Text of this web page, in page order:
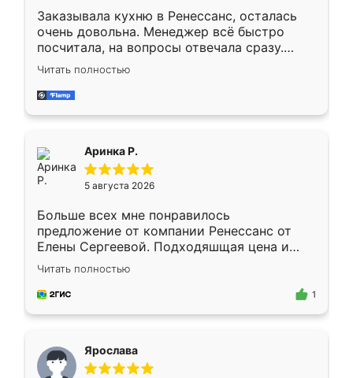
Заказывала кухню в Ренессанс, осталась
очень довольна. Менеджер всё быстро
посчитала, на вопросы отвечала сразу.
Замерщик приехал в субботу, подошёл к
делу со всей ответственностью. Собрали
за день, ребята работали аккуратно, даже
Читать полностью
Аринка Р.
5 августа 2026
Больше всех мне понравилось
предложение от компании Ренессанс от
Елены Сергеевой. Подходяшщая цена и
короткие сроки изготовления. Приехавший
для замера сотрудник Владислав
предложил по моему эскизу самый
Читать полностью
1
Ярослава